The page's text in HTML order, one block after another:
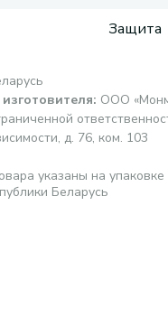
Защита
: ООО
д. 76, ком. 103
указаны на
Беларусь